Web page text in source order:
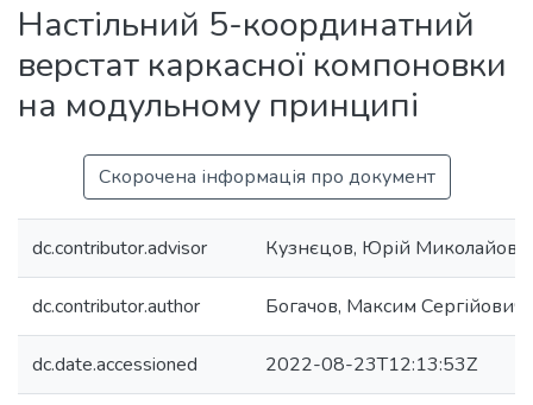
Настільний 5-координатний
верстат каркасної компоновки
на модульному принципі
Скорочена інформація про документ
dc.contributor.advisor Кузнєцов, Юрій
dc.contributor.author Богачов, Максим Сергійович
dc.date.accessioned 2022-08-23T12:13:53Z